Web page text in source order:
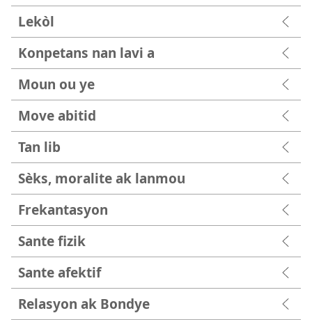
Lekòl
Konpetans nan lavi a
Moun ou ye
Move abitid
Tan lib
Sèks, moralite ak lanmou
Frekantasyon
Sante fizik
Sante afektif
Relasyon ak Bondye